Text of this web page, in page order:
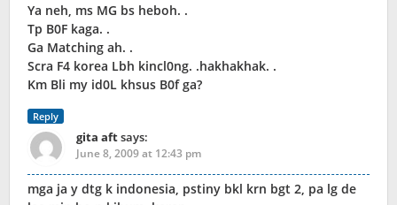
Ya neh, ms MG bs heboh. .
Tp B0F kaga. .
Ga Matching ah. .
Scra F4 korea Lbh kincl0ng. .hakhakhak. .
Km Bli my id0L khsus B0f ga?
Reply
gita aftsays:
June 8, 2009 at 12:43 pm
mga ja y dtg k indonesia, pstiny bkl krn bgt 2, pa lg de